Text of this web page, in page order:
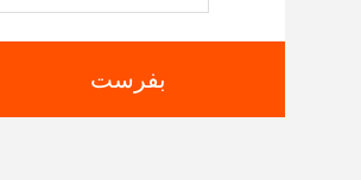
بفرست